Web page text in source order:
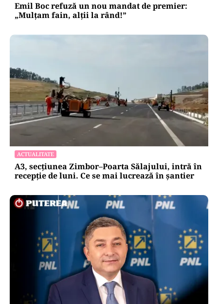
Emil Boc refuză un nou mandat de premier:
„Mulțam fain, alții la rând!”
ACTUALITATE
A3, secțiunea Zimbor–Poarta Sălajului, intră în
recepție de luni. Ce se mai lucrează în șantier